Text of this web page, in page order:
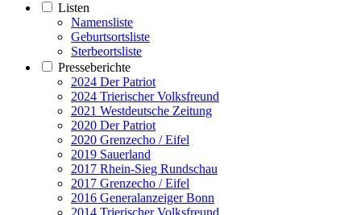
Listen
Namensliste
Geburtsortsliste
Sterbeortsliste
Presseberichte
2024 Der Patriot
2024 Trierischer Volksfreund
2021 Westdeutsche Zeitung
2020 Der Patriot
2020 Grenzecho / Eifel
2019 Sauerland
2017 Rhein-Sieg Rundschau
2017 Grenzecho / Eifel
2016 Generalanzeiger Bonn
2014 Trierischer Volksfreund